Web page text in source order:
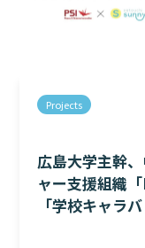
Projects
広島大学主幹
ャー支援組織
「学校キャラ